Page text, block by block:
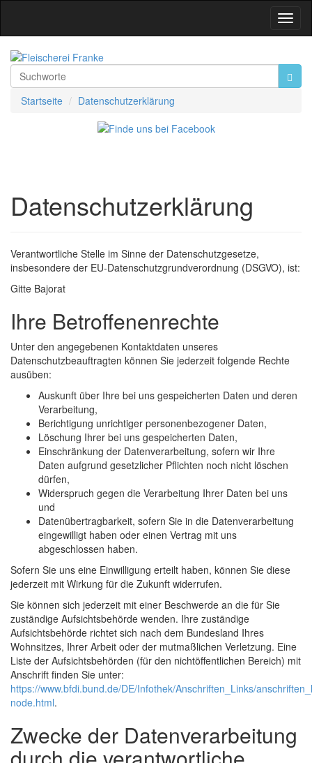
Startseite Datenschutzerklärung
Datenschutzerklärung
Verantwortliche Stelle im Sinne der Datenschutzgesetze,
insbesondere der EU-Datenschutzgrundverordnung (DSGVO), ist:
Gitte Bajorat
Ihre Betroffenenrechte
Unter den angegebenen Kontaktdaten unseres
Datenschutzbeauftragten können Sie jederzeit folgende Rechte
ausüben:
Auskunft über Ihre bei uns gespeicherten Daten und deren
Verarbeitung,
Berichtigung unrichtiger personenbezogener Daten,
Löschung Ihrer bei uns gespeicherten Daten,
Einschränkung der Datenverarbeitung, sofern wir Ihre
Daten aufgrund gesetzlicher Pflichten noch nicht löschen
dürfen,
Widerspruch gegen die Verarbeitung Ihrer Daten bei uns
und
Datenübertragbarkeit, sofern Sie in die Datenverarbeitung
eingewilligt haben oder einen Vertrag mit uns
abgeschlossen haben.
Sofern Sie uns eine Einwilligung erteilt haben, können Sie diese
jederzeit mit Wirkung für die Zukunft widerrufen.
Sie können sich jederzeit mit einer Beschwerde an die für Sie
zuständige Aufsichtsbehörde wenden. Ihre zuständige
Aufsichtsbehörde richtet sich nach dem Bundesland Ihres
Wohnsitzes, Ihrer Arbeit oder der mutmaßlichen Verletzung. Eine
Liste der Aufsichtsbehörden (für den nichtöffentlichen Bereich) mit
Anschrift finden Sie unter:
https://www.bfdi.bund.de/DE/Infothek/Anschriften_Links/
node.html.
Zwecke der Datenverarbeitung